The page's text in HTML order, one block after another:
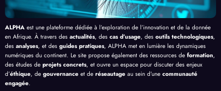
Afriq
ue
ALPHAest une plateforme dédiée à l’exploration de l’innovation et de la donnée
en Afrique. À travers desactualités, descas d’usage, desoutils technologiques
desanalyses, et desguides pratiques, ALPHA met en lumière les dynamiques
numériques du continent. Le site propose également des ressources de formation
des études de projets concrets , et ouvre un espace pour discuter des enjeux
d’éthique